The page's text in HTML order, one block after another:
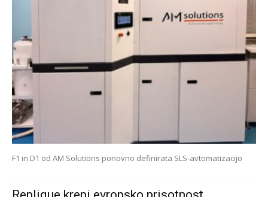
F1 in D1 od AM Solutions ponovno definirata SLS-avtomatizacijo